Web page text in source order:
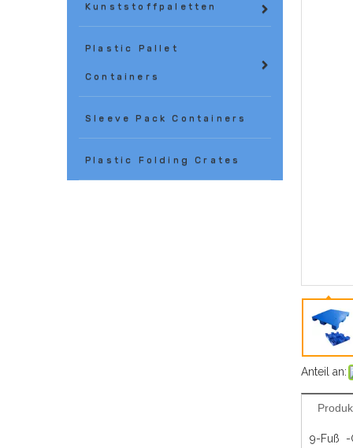
Kunststoffpaletten
Plastic Pallet
Containers
Sleeve Pack Containers
Plastic Folding Crates
Anteil an:
9-Fuß -